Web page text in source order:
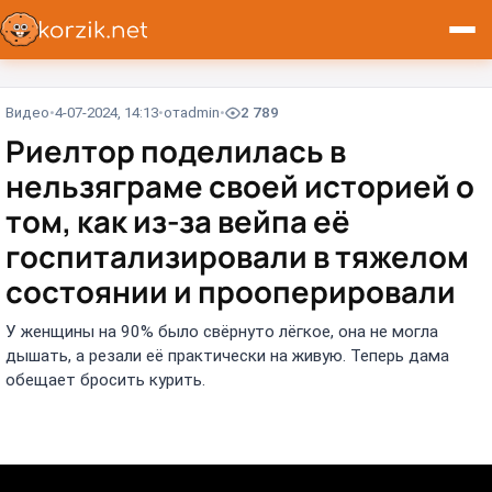
Видео 4-07-2024, 14:13 отadmin 2 789
Риелтор поделилась в
нельзяграме своей историей о
том, как из-за вейпа её
госпитализировали в тяжелом
состоянии и прооперировали
У женщины на 90% было свёрнуто лёгкое, она не могла
дышать, а резали её практически на живую. Теперь дама
обещает бросить курить.